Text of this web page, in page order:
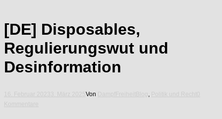
[DE] Disposables,
Regulierungswut und
Desinformation
Von ,